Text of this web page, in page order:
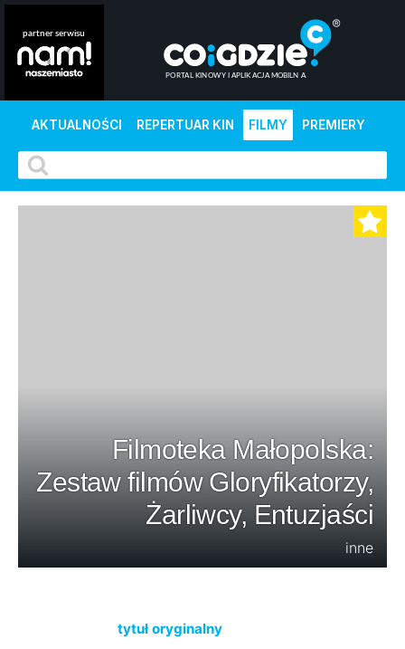
AKTUALNOŚCI REPERTUAR KIN FILMY PREMIERY
Filmoteka Małopolska:
Zestaw filmów Gloryfikatorzy,
Żarliwcy, Entuzjaści
inne
tytuł oryginalny